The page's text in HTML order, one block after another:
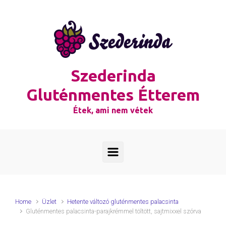
Szederinda
Gluténmentes Étterem
Étek, ami nem vétek
Home Üzlet
Hetente változó gluténmentes palacsinta
Gluténmentes palacsinta-parajkrémmel töltött, sajtmixxel szórva